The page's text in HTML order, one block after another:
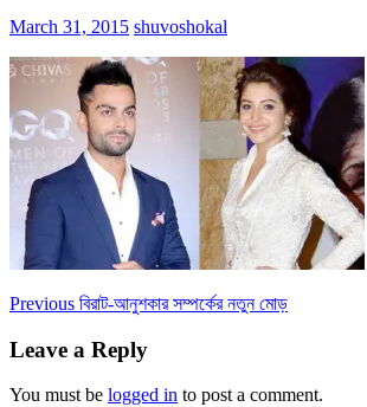
March 31, 2015 shuvoshokal
Post
navigation
Previous Previous
বিরাট-আনুশকার সম্পর্কের নতুন মোড়
Leave a Reply
You must be logged in to post a comment.